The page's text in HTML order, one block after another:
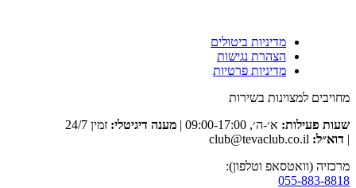
מדיניות ביטולים
הצהרת נגישות
מדיניות פרטיות
מחויבים למצוינות בשירות
שעות פעילות: א׳-ה׳, 09:00-17:00 | מענה דיגיטלי:
זמין 24/7
| דוא״ל:
מרכזיה (וואטסאפ וטלפון):
055-883-8818